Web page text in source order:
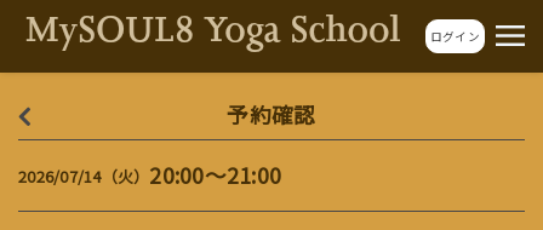
ログイン
予約確認
2026/07/14（火） 20:00～21:00